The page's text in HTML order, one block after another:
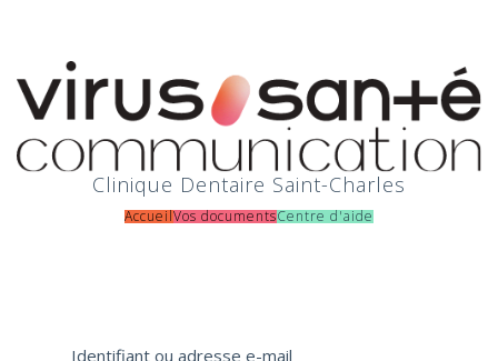
Clinique Dentaire Saint-Charles
AccueilVos documentsCentre d'aide
Identifiant ou adresse e-mail